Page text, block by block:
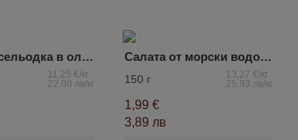
Филе от сельодка в олио Веладис
11,25 €/кг
22,00 лв/кг
Салата от морски водорасли Чука с ядков сос Санта Бремор
150 г
13,27 €/кг
25,93 лв/кг
1,99 €
3,89 лв